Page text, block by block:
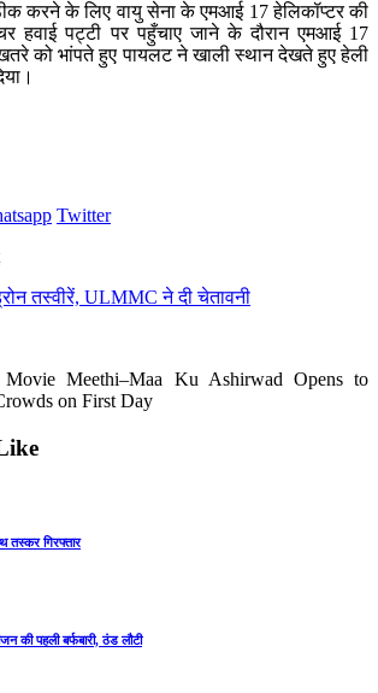
करने के लिए वायु सेना के एमआई 17 हेलिकॉप्टर की
हवाई पट्टी पर पहुँचाए जाने के दौरान एमआई 17
को भांपते हुए पायलट ने खाली स्थान देखते हुए हेली
Twitter
तस्वीरें, ULMMC ने दी चेतावनी
Movie Meethi–Maa Ku Ashirwad Opens to
on First Day
तस्कर गिरफ्तार
की पहली बर्फबारी, ठंड लौटी